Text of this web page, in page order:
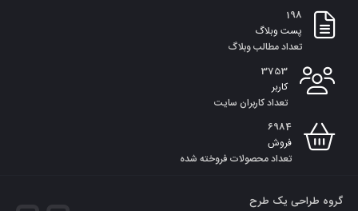
198
پست وبلاگ
تعداد مطالب وبلاگ
3753
کاربر
تعداد کاربران سایت
6984
فروش
تعداد محصولات فروخته شده
گروه طراحی یک طرح